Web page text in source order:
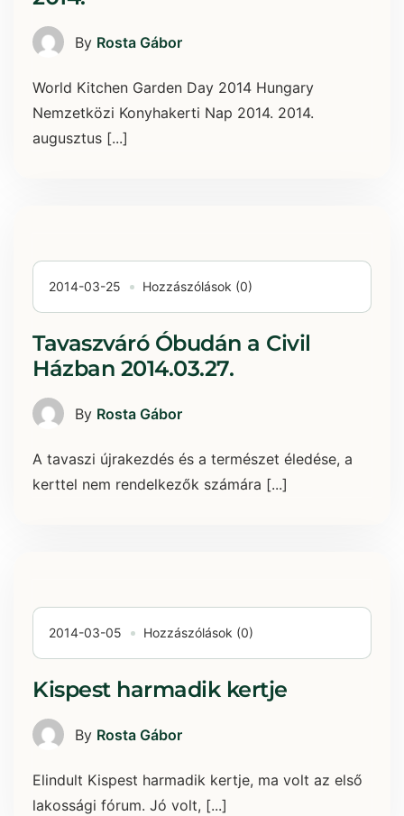
By Rosta Gábor
World Kitchen Garden Day 2014 Hungary
Nemzetközi Konyhakerti Nap 2014. 2014.
augusztus [...]
2014-03-25 Hozzászólások (0)
Tavaszváró Óbudán a Civil
Házban 2014.03.27.
By Rosta Gábor
A tavaszi újrakezdés és a természet éledése, a
kerttel nem rendelkezők számára [...]
2014-03-05 Hozzászólások (0)
Kispest harmadik kertje
By Rosta Gábor
Elindult Kispest harmadik kertje, ma volt az első
lakossági fórum. Jó volt, [...]